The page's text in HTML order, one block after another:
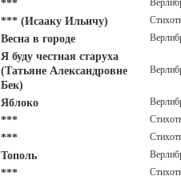
***
*** (Исааку Ильичу)
Весна в городе
Я буду честная старуха
(Татьяне Александровне
Бек)
Яблоко
***
***
Тополь
***